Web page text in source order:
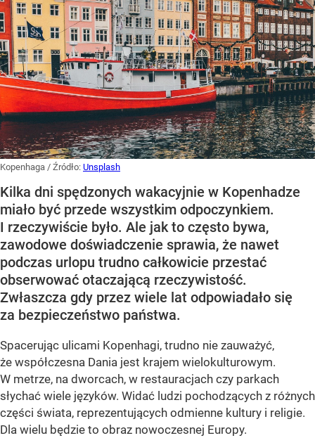
Kopenhaga / Źródło: Unsplash
Kilka dni spędzonych wakacyjnie w Kopenhadze
miało być przede wszystkim odpoczynkiem.
I rzeczywiście było. Ale jak to często bywa,
zawodowe doświadczenie sprawia, że nawet
podczas urlopu trudno całkowicie przestać
obserwować otaczającą rzeczywistość.
Zwłaszcza gdy przez wiele lat odpowiadało się
za bezpieczeństwo państwa.
Spacerując ulicami Kopenhagi, trudno nie zauważyć,
że współczesna Dania jest krajem wielokulturowym.
W metrze, na dworcach, w restauracjach czy parkach
słychać wiele języków. Widać ludzi pochodzących z różnych
części świata, reprezentujących odmienne kultury i religie.
Dla wielu będzie to obraz nowoczesnej Europy.